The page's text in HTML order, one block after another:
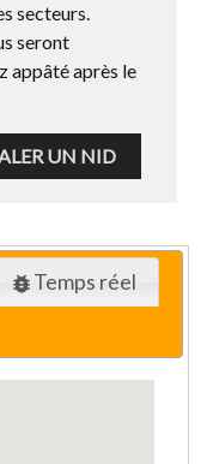
secteurs.
seront
appâté après le
UN NID
bug_report Temps réel